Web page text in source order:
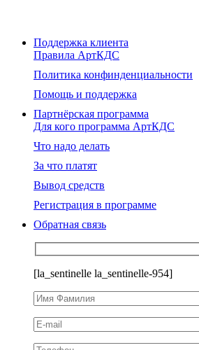
Поддержка клиента
Правила АртКДС
Политика конфинденциальности
Помощь и поддержка
Партнёрская программа
Для кого программа АртКДС
Что надо делать
За что платят
Вывод средств
Регистрация в программе
Обратная связь
[la_sentinelle la_sentinelle-954]